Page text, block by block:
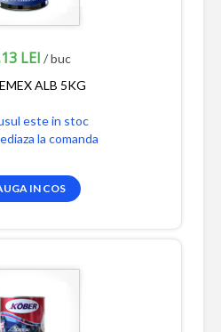
LEI / buc
ALB 5KG
este in stoc
la comanda
IN COS